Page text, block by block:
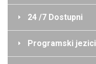
24 /7 Dostupni
Programski jezici